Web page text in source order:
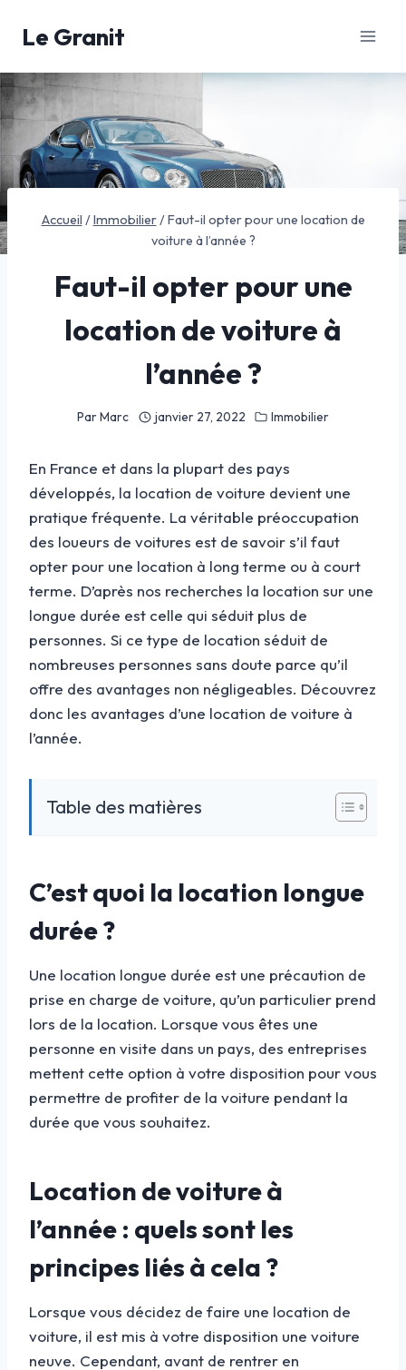
Le Granit
Accueil /Immobilier/Faut-il opter pour une location de
voiture à l’année ?
Faut-il opter pour une
location de voiture à
l’année ?
ParMarc janvier 27, 2022 Immobilier
En France et dans la plupart des pays
développés, la location de voiture devient une
pratique fréquente. La véritable préoccupation
des loueurs de voitures est de savoir s’il faut
opter pour une location à long terme ou à court
terme. D’après nos recherches la location sur une
longue durée est celle qui séduit plus de
personnes. Si ce type de location séduit de
nombreuses personnes sans doute parce qu’il
offre des avantages non négligeables. Découvrez
donc les avantages d’une location de voiture à
l’année.
Table des matières
C’est quoi la location longue
durée ?
Une location longue durée est une précaution de
prise en charge de voiture, qu’un particulier prend
lors de la location. Lorsque vous êtes une
personne en visite dans un pays, des entreprises
mettent cette option à votre disposition pour vous
permettre de profiter de la voiture pendant la
durée que vous souhaitez.
Location de voiture à
l’année : quels sont les
principes liés à cela ?
Lorsque vous décidez de faire une location de
voiture, il est mis à votre disposition une voiture
neuve. Cependant, avant de rentrer en